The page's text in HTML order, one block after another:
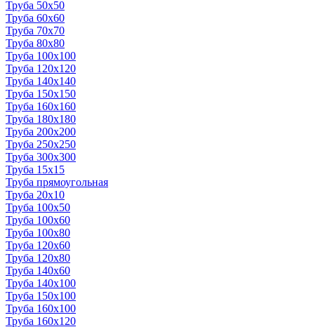
Труба 50x50
Труба 60x60
Труба 70x70
Труба 80x80
Труба 100x100
Труба 120x120
Труба 140x140
Труба 150x150
Труба 160x160
Труба 180x180
Труба 200x200
Труба 250x250
Труба 300x300
Труба 15x15
Труба прямоугольная
Труба 20x10
Труба 100x50
Труба 100x60
Труба 100x80
Труба 120x60
Труба 120x80
Труба 140x60
Труба 140x100
Труба 150x100
Труба 160x100
Труба 160x120